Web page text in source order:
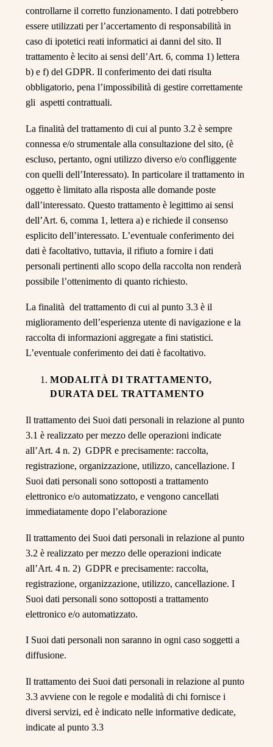
controllarne il corretto funzionamento. I dati potrebbero
essere utilizzati per l’accertamento di responsabilità in
caso di ipotetici reati informatici ai danni del sito. Il
trattamento è lecito ai sensi dell’Art. 6, comma 1) lettera
b) e f) del GDPR. Il conferimento dei dati risulta
obbligatorio, pena l’impossibilità di gestire correttamente
gli aspetti contrattuali.
La finalità del trattamento di cui al punto 3.2 è sempre
connessa e/o strumentale alla consultazione del sito, (è
escluso, pertanto, ogni utilizzo diverso e/o confliggente
con quelli dell’Interessato). In particolare il trattamento in
oggetto è limitato alla risposta alle domande poste
dall’interessato. Questo trattamento è legittimo ai sensi
dell’Art. 6, comma 1, lettera a) e richiede il consenso
esplicito dell’interessato. L’eventuale conferimento dei
dati è facoltativo, tuttavia, il rifiuto a fornire i dati
personali pertinenti allo scopo della raccolta non renderà
possibile l’ottenimento di quanto richiesto.
La finalità del trattamento di cui al punto 3.3 è il
miglioramento dell’esperienza utente di navigazione e la
raccolta di informazioni aggregate a fini statistici.
L’eventuale conferimento dei dati è facoltativo.
MODALITÀ DI TRATTAMENTO,
DURATA DEL TRATTAMENTO
Il trattamento dei Suoi dati personali in relazione al punto
3.1 è realizzato per mezzo delle operazioni indicate
all’Art. 4 n. 2) GDPR e precisamente: raccolta,
registrazione, organizzazione, utilizzo, cancellazione. I
Suoi dati personali sono sottoposti a trattamento
elettronico e/o automatizzato, e vengono cancellati
immediatamente dopo l’elaborazione
Il trattamento dei Suoi dati personali in relazione al punto
3.2 è realizzato per mezzo delle operazioni indicate
all’Art. 4 n. 2) GDPR e precisamente: raccolta,
registrazione, organizzazione, utilizzo, cancellazione. I
Suoi dati personali sono sottoposti a trattamento
elettronico e/o automatizzato.
I Suoi dati personali non saranno in ogni caso soggetti a
diffusione.
Il trattamento dei Suoi dati personali in relazione al punto
3.3 avviene con le regole e modalità di chi fornisce i
diversi servizi, ed è indicato nelle informative dedicate,
indicate al punto 3.3
Hai l’età legale per comprare e
consumare alcol?
NO
Entrando in questo sito accetti termini e